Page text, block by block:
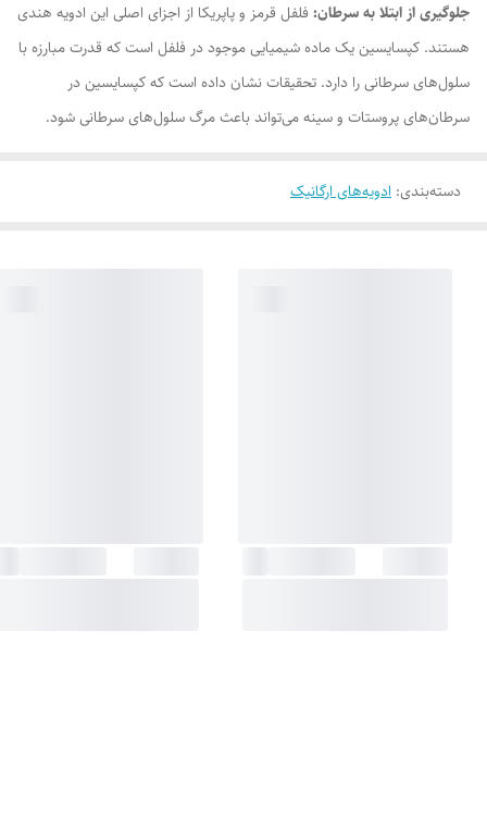
جلوگیری از ابتلا به سرطان: فلفل قرمز و پاپریکا از اجزای اصلی این ادویه هندی
هستند. کپسایسین یک ماده شیمیایی موجود در فلفل است که قدرت مبارزه با
سلول‌های سرطانی را دارد. تحقیقات نشان داده است که کپسایسین در
سرطان‌های پروستات و سینه می‌تواند باعث مرگ سلول‌های سرطانی شود.
دسته‌بندی: ادویه‌های ارگانیک